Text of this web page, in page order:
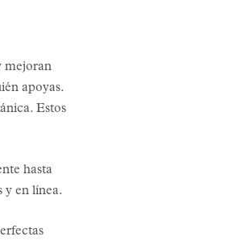
mejoran
apoyas.
Estos
hasta
y en línea.